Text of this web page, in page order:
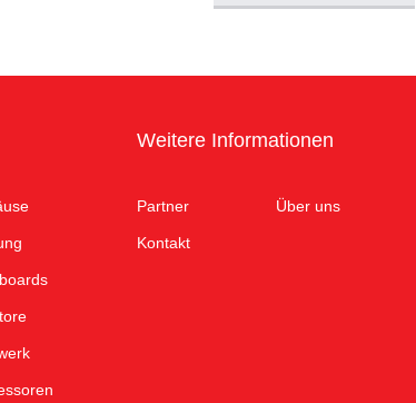
Weitere Informationen
Partner Über uns
Kontakt